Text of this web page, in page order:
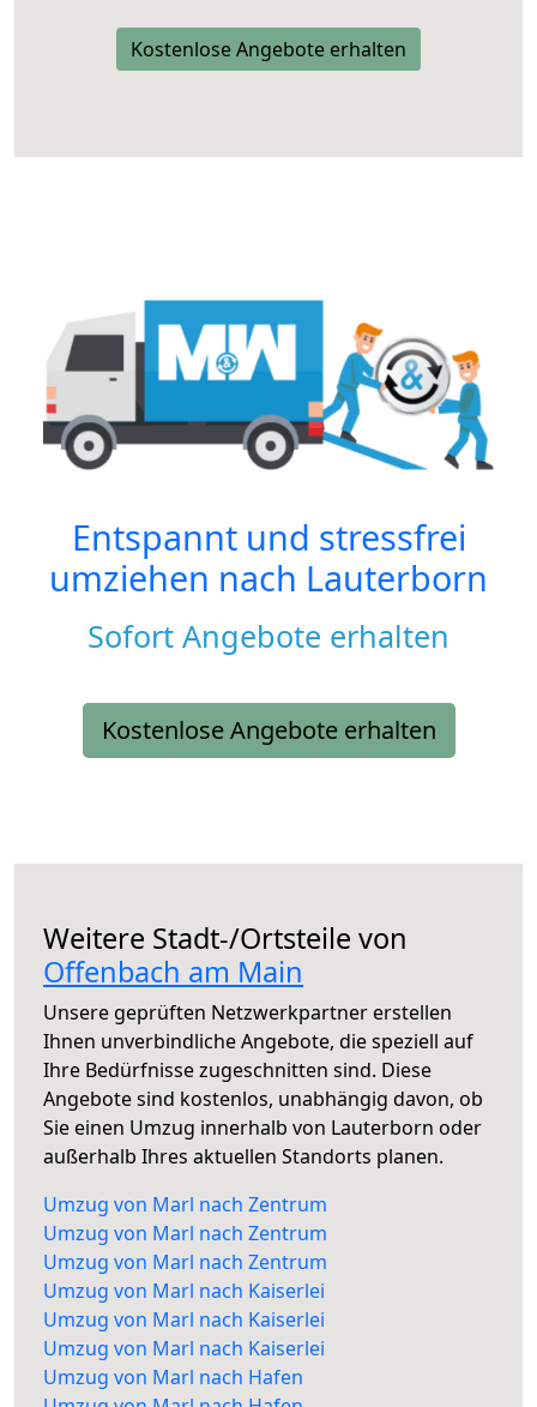
Kostenlose Angebote erhalten
Entspannt und stressfrei
umziehen nach Lauterborn
Sofort Angebote erhalten
Kostenlose Angebote erhalten
Weitere Stadt-/Ortsteile von
Offenbach am Main
Unsere geprüften Netzwerkpartner erstellen
Ihnen unverbindliche Angebote, die speziell auf
Ihre Bedürfnisse zugeschnitten sind. Diese
Angebote sind kostenlos, unabhängig davon, ob
Sie einen Umzug innerhalb von Lauterborn oder
außerhalb Ihres aktuellen Standorts planen.
Umzug von Marl nach Zentrum
Umzug von Marl nach Zentrum
Umzug von Marl nach Zentrum
Umzug von Marl nach Kaiserlei
Umzug von Marl nach Kaiserlei
Umzug von Marl nach Kaiserlei
Umzug von Marl nach Hafen